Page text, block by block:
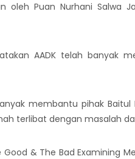
Puan Nurhani Salwa
AADK telah banyak
membantu pihak
terlibat dengan masalah
& The Bad Examining